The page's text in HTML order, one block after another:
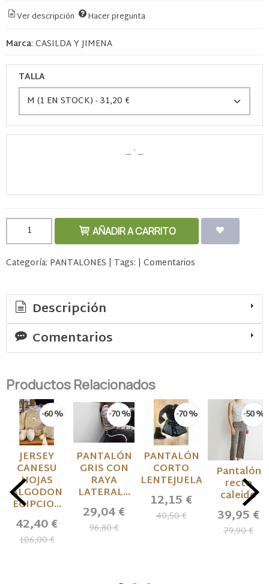
Ver descripción Hacer pregunta
Marca: CASILDA Y JIMENA
TALLA
AÑADIR A CARRITO
Categoría: PANTALONES | Tags: | Comentarios
Descripción
Comentarios
Productos Relacionados
-60 %
JERSEY
CANESU
HOJAS
ALGODON
EGIPCIO...
42,40 €
106,00 €
-70 %
PANTALÓN
GRIS CON
RAYA
LATERAL...
29,04 €
96,80 €
-70 %
PANTALÓN
CORTO
LENTEJUELAS
12,15 €
40,50 €
-50 %
Pantalón
recto
caleido
39,95 €
79,90 €